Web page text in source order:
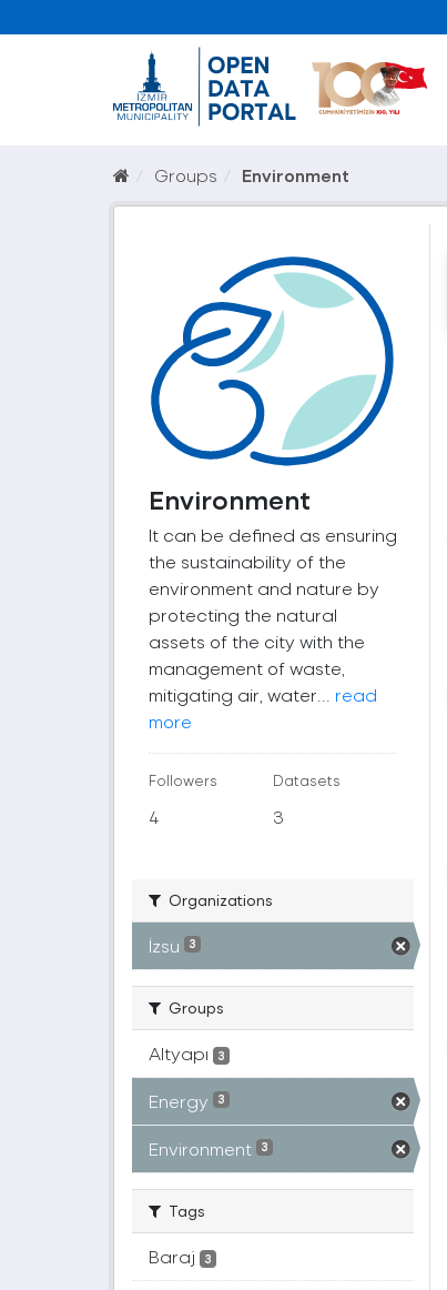
Groups Environment
Environment
It can be defined as ensuring
the sustainability of the
environment and nature by
protecting the natural
assets of the city with the
management of waste,
mitigating air, water... read
more
Followers
4
Datasets
3
Organizations
İzsu 3
Groups
Altyapı 3
Energy 3
Environment 3
Tags
Baraj 3